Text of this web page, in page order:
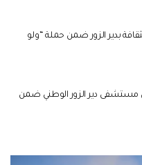
الثقافة بدير الزور ضمن حملة “ولو
في مستشفى دير الزور الوطني ضمن